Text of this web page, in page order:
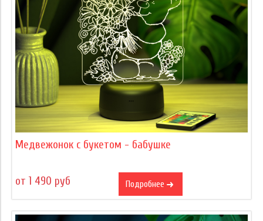
Медвежонок с букетом - бабушке
от 1 490 руб Подробнее